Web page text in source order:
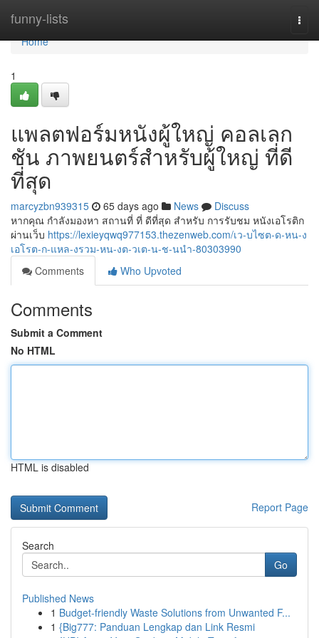
funny-lists
Home
Home
1
แพลตฟอร์มหนังผู้ใหญ่ คอลเลก
ชัน ภาพยนตร์สำหรับผู้ใหญ่ ที่ดี
ที่สุด
marcyzbn939315 65 days ago News
Discuss
หากคุณ กำลังมองหา สถานที่ ที่ ดีที่สุด สำหรับ การรับชม หนังเอโรติก
ผ่านเว็บ https://lexieyqwq977153.thezenweb.com/เว-บไซต-ด-หน-ง
เอโรต-ก-แหล-งรวม-หน-งต-วเต-น-ช-นนำ-80303990
Comments
Who Upvoted
Comments
Submit a Comment
No HTML
HTML is disabled
Report Page
Search
Go
Published News
1 Budget-friendly Waste Solutions from Unwanted F...
1 {Big777: Panduan Lengkap dan Link Resmi